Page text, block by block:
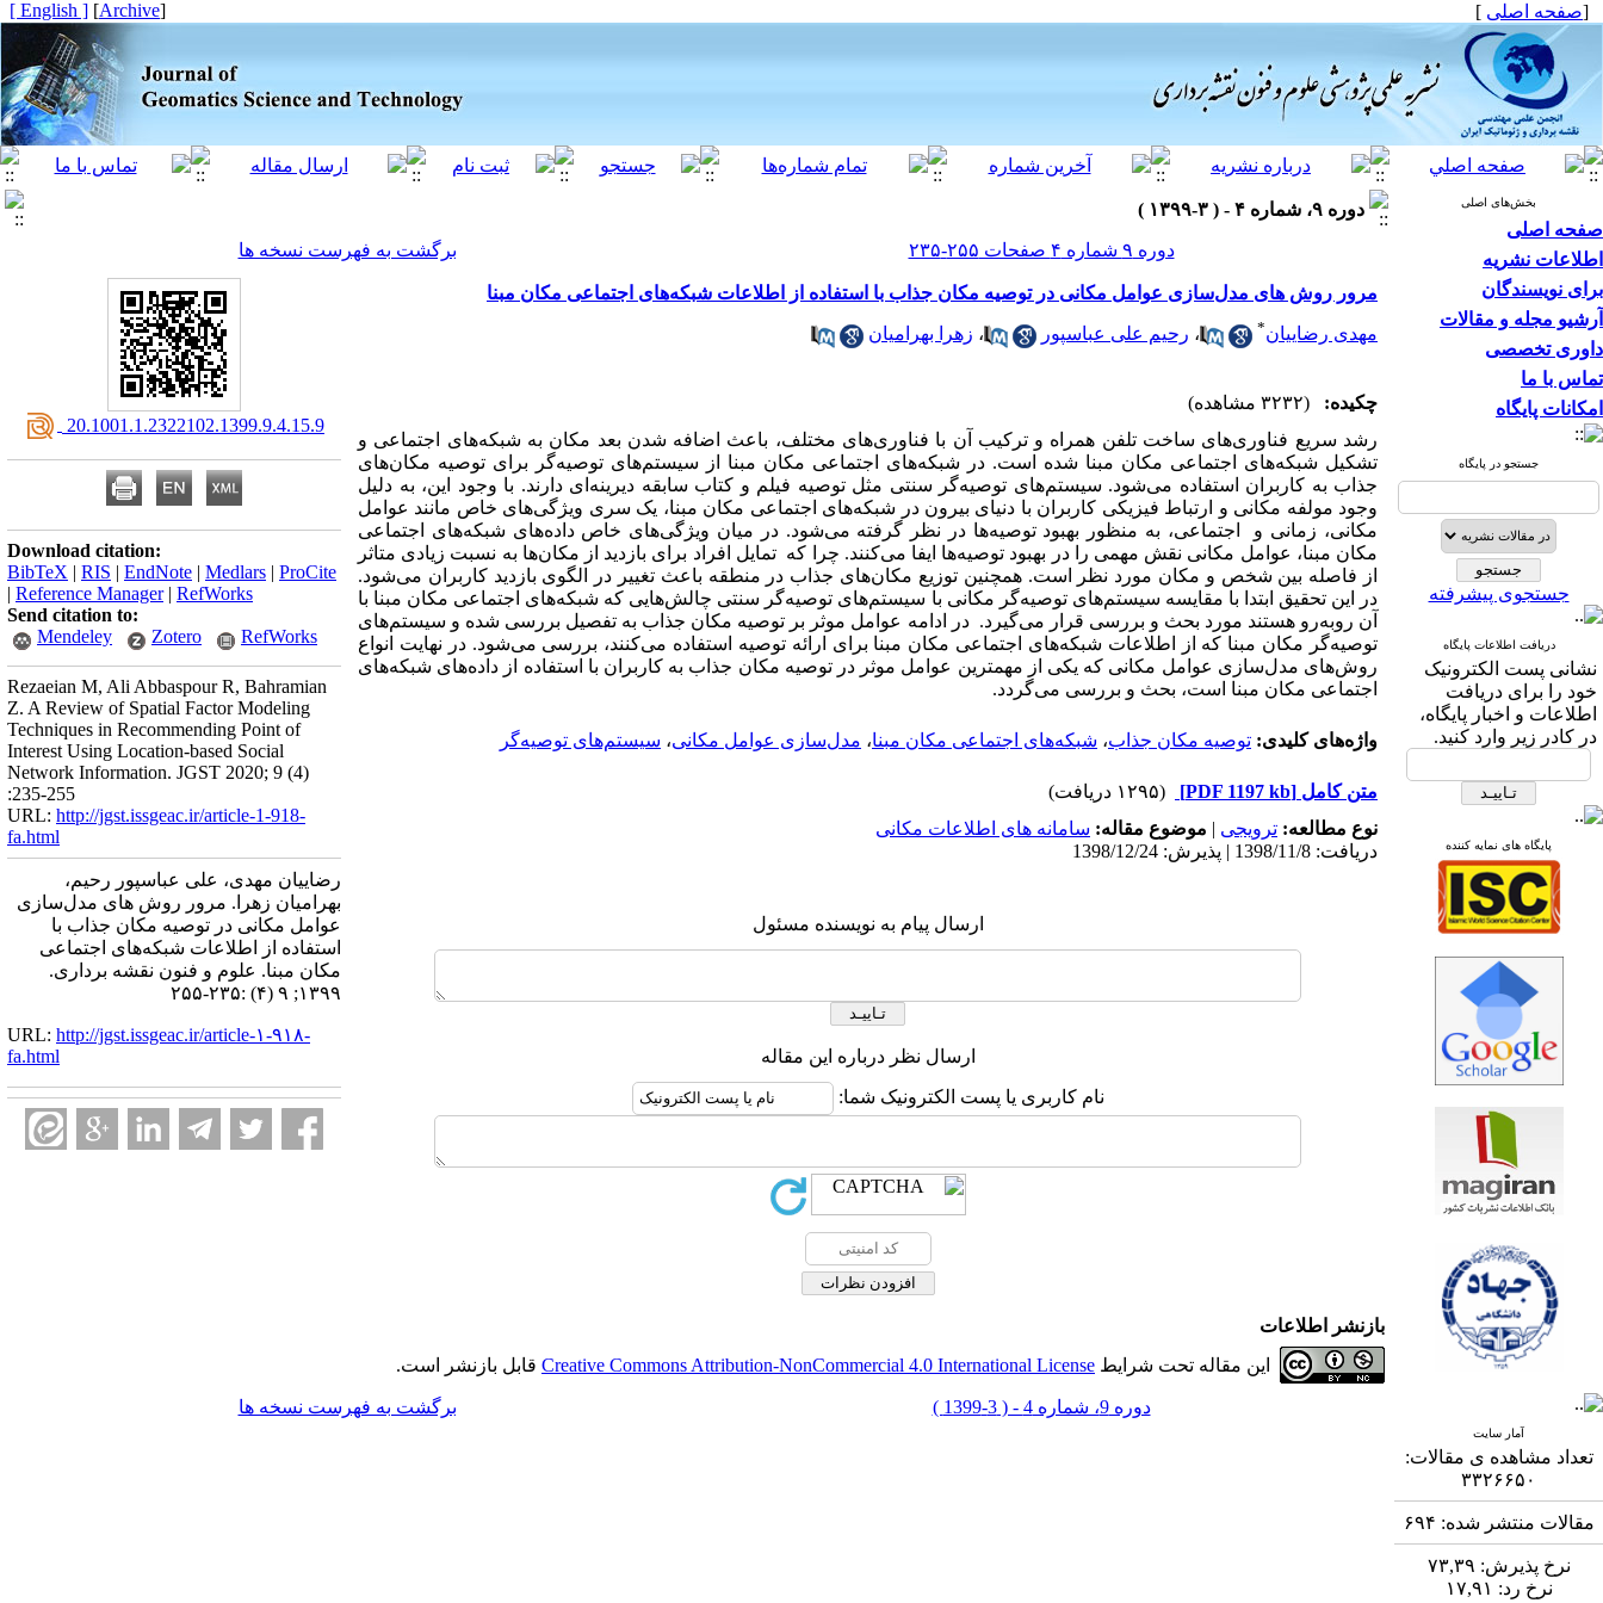
[صفحه اصلی ]
[
Archive
]
[ English ]
بخش‌های اصلی
صفحه اصلی
اطلاعات نشریه
برای نویسندگان
آرشیو مجله و مقالات
داوری تخصصی
تماس با ما
امکانات پایگاه
جستجو در پایگاه
جستجوی پیشرفته
دریافت اطلاعات پایگاه
نشانی پست الکترونیک
خود را برای دریافت
اطلاعات و اخبار پایگاه،
در کادر زیر وارد کنید.
پایگاه های نمایه کننده
آمار سایت
تعداد مشاهده ی مقالات:
۳۳۲۶۶۵۰
مقالات منتشر شده: ۶۹۴
نرخ پذیرش: ۷۳,۳۹
نرخ رد: ۱۷,۹۱
دوره ۹، شماره ۴ - ( ۳-۱۳۹۹ )
دوره ۹ شماره ۴ صفحات ۲۵۵-۲۳۵
برگشت به فهرست نسخه ها
مرور روش های مدل‌سازی عوامل مکانی در توصیه مکان جذاب با استفاده از اطلاعات شبکه‌های اجتماعی مکان مبنا
مهدی رضاییان* ، رحیم علی عباسپور ، زهرا بهرامیان
چکیده:
(۳۲۳۲ مشاهده)
رشد سریع فناوری‌های ساخت تلفن همراه و ترکیب آن با فناوری‌های مختلف، باعث اضافه شدن بعد مکان به شبکه‌های اجتماعی و
تشکیل شبکه‌های اجتماعی مکان مبنا شده است. در شبکه‌های اجتماعی مکان مبنا از سیستم‌های توصیه‌گر برای توصیه مکان‌های
جذاب به کاربران استفاده می‌شود. سیستم‌های توصیه‌گر سنتی مثل توصیه فیلم و کتاب سابقه دیرینه‌ای دارند. با وجود این، به دلیل
وجود مولفه مکانی و ارتباط فیزیکی کاربران با دنیای بیرون در شبکه‌های اجتماعی مکان مبنا، یک سری ویژگی‌های خاص مانند عوامل
مکانی، زمانی و اجتماعی، به منظور بهبود توصیه‌ها در نظر گرفته می‌شود. در میان ویژگی‌های خاص داده‌های شبکه‌های اجتماعی
مکان مبنا، عوامل مکانی نقش مهمی را در بهبود توصیه‌ها ایفا می‌کنند. چرا که تمایل افراد برای بازدید از مکان‌ها به نسبت زیادی متاثر
از فاصله بین شخص و مکان مورد نظر است. همچنین توزیع مکان‌های جذاب در منطقه باعث تغییر در الگوی بازدید کاربران می‌شود.
در این تحقیق ابتدا با مقایسه سیستم‌های توصیه‌گر مکانی با سیستم‌های توصیه‌گر سنتی چالش‌هایی که شبکه‌های اجتماعی مکان مبنا با
آن روبه‌رو هستند مورد بحث و بررسی قرار می‌گیرد. در ادامه عوامل موثر بر توصیه مکان جذاب به تفصیل بررسی شده و سیستم‌های
توصیه‌گر مکان مبنا که از اطلاعات شبکه‌های اجتماعی مکان مبنا برای ارائه توصیه استفاده می‌کنند، بررسی می‌شود. در نهایت انواع
روش‌های مدل‌سازی عوامل مکانی که یکی از مهمترین عوامل موثر در توصیه مکان جذاب به کاربران با استفاده از داده‌های شبکه‌های
اجتماعی مکان مبنا است، بحث و بررسی می‌گردد.
واژه‌های کلیدی: توصیه مکان جذاب، شبکه‌های اجتماعی مکان مبنا، مدل‌سازی عوامل مکانی، سیستم‌های توصیه‌گر
متن کامل [PDF 1197 kb]
(۱۲۹۵ دریافت)
نوع مطالعه: ترویجی | موضوع مقاله: سامانه های اطلاعات مکانی
دریافت: 1398/11/8 | پذیرش: 1398/12/24
ارسال پیام به نویسنده مسئول
ارسال نظر درباره این مقاله
نام کاربری یا پست الکترونیک شما:
‎ 20.1001.1.2322102.1399.9.4.15.9
Download citation:
BibTeX | RIS | EndNote | Medlars | ProCite
| Reference Manager| RefWorks
Send citation to:
Mendeley
Zotero RefWorks
Rezaeian M, Ali Abbaspour R, Bahramian
Z. A Review of Spatial Factor Modeling
Techniques in Recommending Point of
Interest Using Location-based Social
Network Information. JGST 2020; 9 (4)
:235-255
URL: http://jgst.issgeac.ir/article-1-918-
fa.html
رضاییان مهدی، علی عباسپور رحیم،
بهرامیان زهرا. مرور روش های مدل‌سازی
عوامل مکانی در توصیه مکان جذاب با
استفاده از اطلاعات شبکه‌های اجتماعی
مکان مبنا. علوم و فنون نقشه برداری.
۱۳۹۹; ۹ (۴) :۲۳۵-۲۵۵
URL: http://jgst.issgeac.ir/article-۱-۹۱۸-
fa.html
بازنشر اطلاعات
این مقاله تحت شرایط Creative Commons Attribution-NonCommercial 4.0 International License قابل بازنشر است.
دوره 9، شماره 4 - ( 3-1399 ) برگشت به فهرست نسخه ها